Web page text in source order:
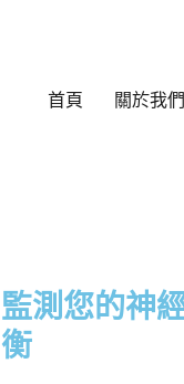
首頁 關於我們
監測您的神
衡